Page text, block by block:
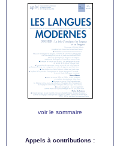
voir le sommaire
Appels à contributions :